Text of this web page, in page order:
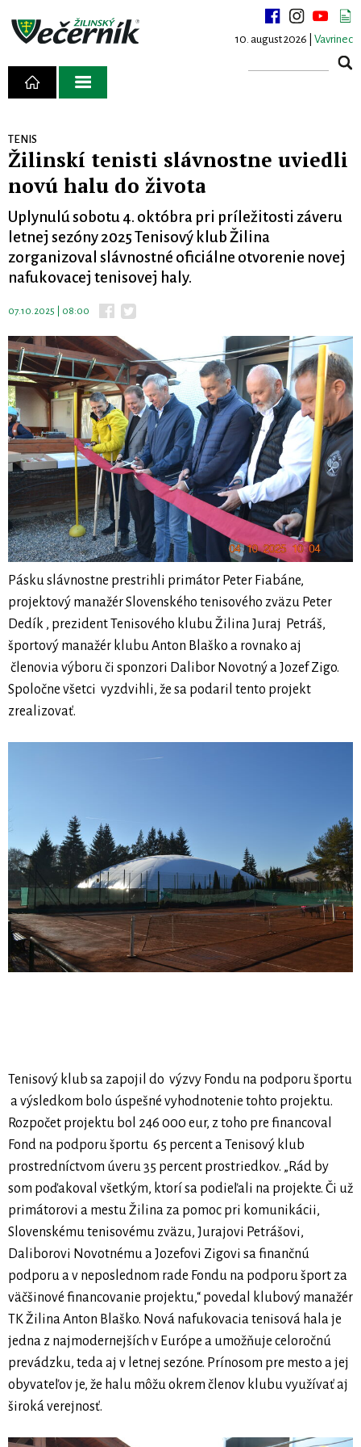
10. august 2026 | Vavrinec
TENIS
Žilinskí tenisti slávnostne uviedli
novú halu do života
Uplynulú sobotu 4. októbra pri príležitosti záveru
letnej sezóny 2025 Tenisový klub Žilina
zorganizoval slávnostné oficiálne otvorenie novej
nafukovacej tenisovej haly.
07.10.2025 | 08:00
Pásku slávnostne prestrihli primátor Peter Fiabáne,
projektový manažér Slovenského tenisového zväzu Peter
Dedík , prezident Tenisového klubu Žilina Juraj Petráš,
športový manažér klubu Anton Blaško a rovnako aj
členovia výboru či sponzori Dalibor Novotný a Jozef Zigo.
Spoločne všetci vyzdvihli, že sa podaril tento projekt
zrealizovať.
Tenisový klub sa zapojil do výzvy Fondu na podporu športu
a výsledkom bolo úspešné vyhodnotenie tohto projektu.
Rozpočet projektu bol 246 000 eur, z toho pre financoval
Fond na podporu športu 65 percent a Tenisový klub
prostredníctvom úveru 35 percent prostriedkov. „Rád by
som poďakoval všetkým, ktorí sa podieľali na projekte. Či už
primátorovi a mestu Žilina za pomoc pri komunikácii,
Slovenskému tenisovému zväzu, Jurajovi Petrášovi,
Daliborovi Novotnému a Jozefovi Zigovi sa finančnú
podporu a v neposlednom rade Fondu na podporu šport za
väčšinové financovanie projektu,“ povedal klubový manažér
TK Žilina Anton Blaško. Nová nafukovacia tenisová hala je
jedna z najmodernejších v Európe a umožňuje celoročnú
prevádzku, teda aj v letnej sezóne. Prínosom pre mesto a jej
obyvateľov je, že halu môžu okrem členov klubu využívať aj
široká verejnosť.